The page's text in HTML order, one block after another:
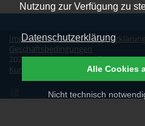
Nutzung zur Verfügung zu
Datenschutzerklärung
Nicht technisch
Alle Cookies
Impressum|Datenschutz|
Geschäftsbedingungen
2026 © d2swim GmbH. Alle Rechte
Kursverwaltungssoftware für